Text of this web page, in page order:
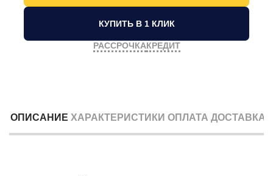
КУПИТЬ В 1 КЛИК
РАССРОЧКАКРЕДИТ
ОПИСАНИЕ ХАРАКТЕРИСТИКИ ОПЛАТА ДОСТАВКА